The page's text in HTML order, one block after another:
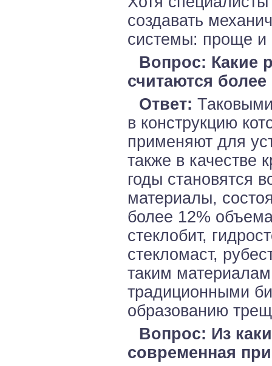
создавать
системы: проще и
Вопрос: Какие
считаются
Ответ:
в конструкцию
применяют для
также в качестве
годы становятся
материалы,
более 12%
стеклобит,
стекломаст,
таким
традиционными
образованию
Вопрос: Из
современная